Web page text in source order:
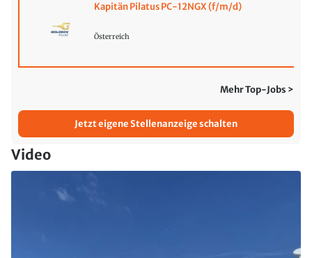
Kapitän Pilatus PC-12NGX (f/m/d)
Österreich
Mehr Top-Jobs >
Jetzt eigene Stellenanzeige schalten
Video